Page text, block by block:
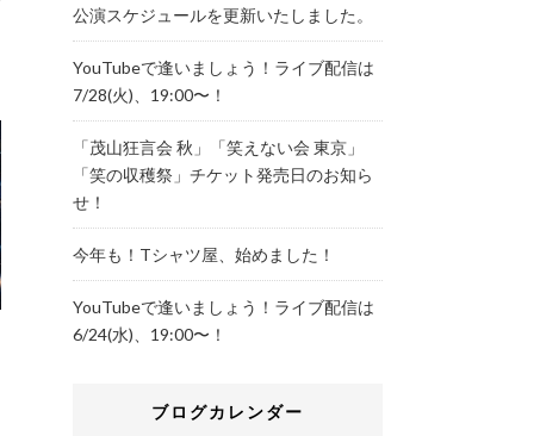
公演スケジュールを更新いたしました。
YouTubeで逢いましょう！ライブ配信は
7/28(火)、19:00〜！
「茂山狂言会 秋」「笑えない会 東京」
「笑の収穫祭」チケット発売日のお知ら
せ！
今年も！Tシャツ屋、始めました！
YouTubeで逢いましょう！ライブ配信は
6/24(水)、19:00〜！
ブログカレンダー